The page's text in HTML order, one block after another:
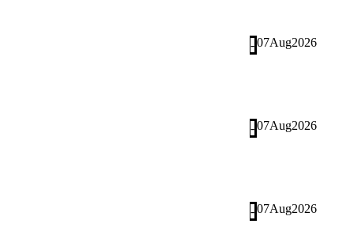
- 07Aug2026
- 07Aug2026
- 07Aug2026